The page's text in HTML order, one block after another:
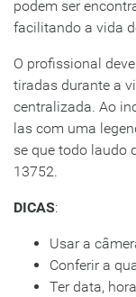
podem ser
facilitando a vida
O profissional
tiradas durante a
centralizada. Ao
las com uma
se que todo laudo
13752.
DICAS:
Usar a
Conferir a
Ter data,